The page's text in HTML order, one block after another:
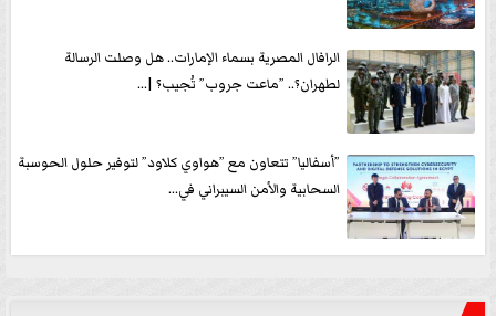
الرافال المصرية بسماء الإمارات.. هل وصلت الرسالة
لطهران؟.. ”ماعت جروب” تُجيب؟ |...
”أسفاليا” تتعاون مع ”هواوي كلاود” لتوفير حلول الحوسبة
السحابية والأمن السيبراني في...